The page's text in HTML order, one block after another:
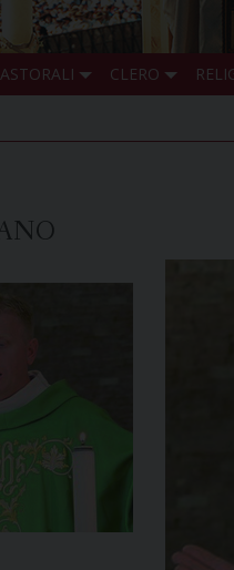
CLERO